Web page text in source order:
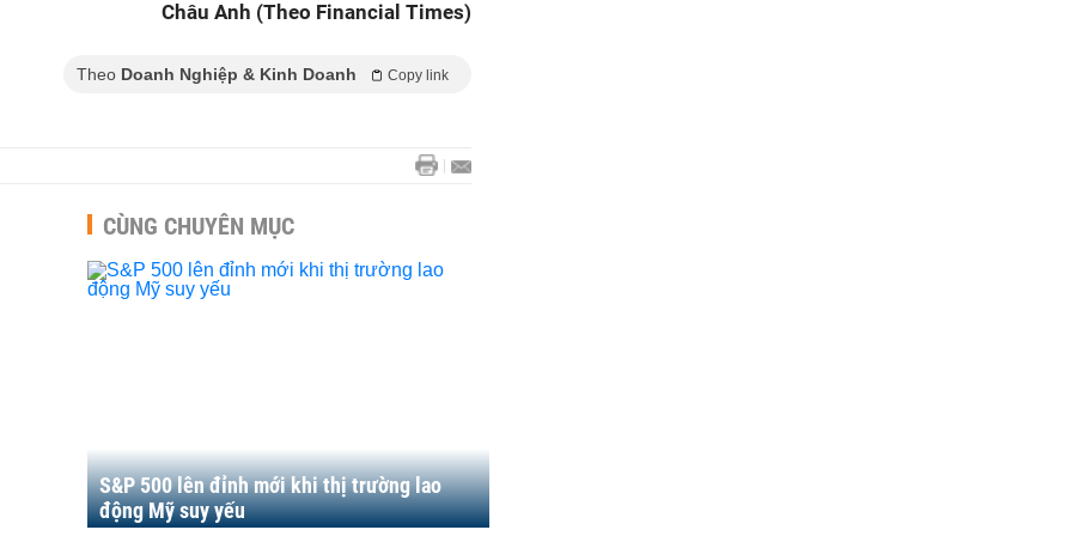
Châu Anh (Theo Financial Times)
Theo Doanh Nghiệp & Kinh Doanh Copy link
CÙNG CHUYÊN MỤC
S&P 500 lên đỉnh mới khi thị trường lao
động Mỹ suy yếu